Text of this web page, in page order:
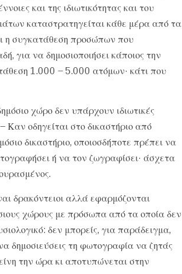
και της ιδιωτικότητας και του
καταστρατηγείται κάθε μέρα από τα
η συγκατάθεση προσώπων που
για να δημοσιοποιήσει κάποιος την
1.000 – 5.000 ατόμων· κάτι που
χώρο δεν υπάρχουν ιδιωτικές
Καν οδηγείται στο δικαστήριο από
δικαστήριο, οποιοσδήποτε πρέπει να
ή να τον ζωγραφίσει· άσχετα
δρακόντειοι αλλά εφαρμόζονται
χώρους με πρόσωπα από τα οποία δεν
δεν μπορείς, για παράδειγμα,
δημοσιεύσεις τη φωτογραφία να ζητάς
την ώρα κι αποτυπώνεται στην